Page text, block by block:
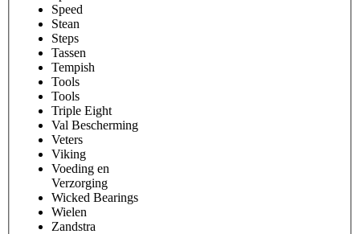
Speed
Stean
Steps
Tassen
Tempish
Tools
Tools
Triple Eight
Val Bescherming
Veters
Viking
Voeding en
Verzorging
Wicked Bearings
Wielen
Zandstra